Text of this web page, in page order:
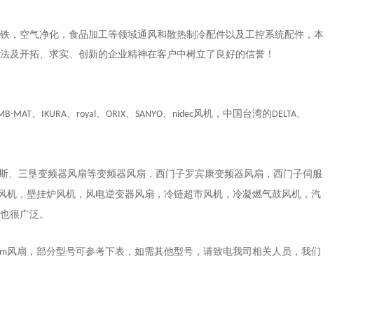
，空气净化，食品加工等领域通风和散热制冷配件以及工控系统配件，本
开拓、求实、创新的企业精神在客户中树立了良好的信誉！
MAT、 IKURA、 royal、 ORIX、 SANYO、 nidec风机，中国台湾的DELTA、
、三垦变频器风扇等变频器风扇，西门子罗宾康变频器风扇，西门子伺服
机，壁挂炉风机，风电逆变器风扇，冷链超市风机，冷凝燃气鼓风机，汽
很广泛。
风扇，部分型号可参考下表，如需其他型号，请致电我司相关人员，我们